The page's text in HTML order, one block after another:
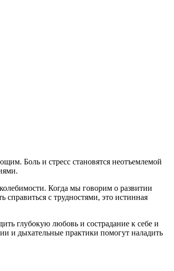
Боль и стресс становятся неотъемлемой
Когда мы говорим о развитии
с трудностями, это истинная
глубокую любовь и сострадание к себе и
и дыхательные практики помогут наладить